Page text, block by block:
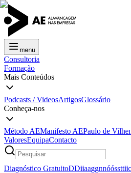
menu
Consultoria
Formação
Mais Conteúdos
Podcasts / VideosArtigosGlossário
Conheça-nos
Método AEManifesto AEPaulo de
ValoresEquipaContacto
Diagnóstico GratuitoDDiiaaggnnóóssttiic